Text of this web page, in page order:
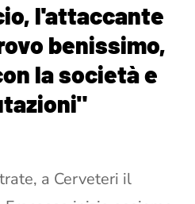
l'attaccante
benissimo,
la società e
a Cerveteri il